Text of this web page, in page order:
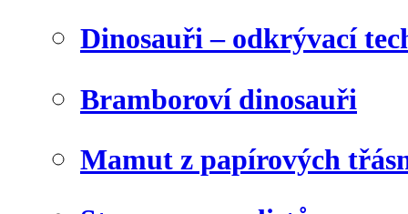
Dinosauři – odkrývací
Bramboroví dinosauři
Mamut z papírových